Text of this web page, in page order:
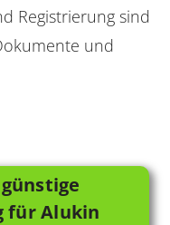
Registrierung sind
und
für Alukin